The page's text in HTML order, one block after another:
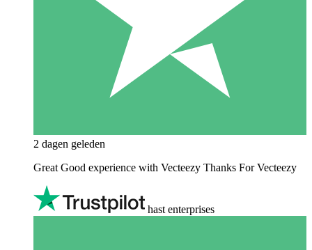
2 dagen geleden
Great Good experience with Vecteezy Thanks For Vecteezy
hast enterprises